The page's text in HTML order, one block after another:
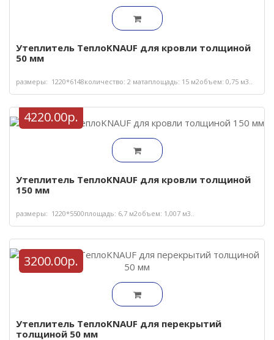
Утеплитель ТеплоKNAUF для кровли толщиной
50 мм
размеры: 1220*6148количество: 2 матаплощадь: 15 м2объем: 0,75 м3..
4220.00р.
Утеплитель ТеплоKNAUF для кровли толщиной
150 мм
размеры: 1220*5500площадь: 6,7 м2объем: 1,007 м3..
3200.00р.
Утеплитель ТеплоKNAUF для перекрытий
толщиной 50 мм